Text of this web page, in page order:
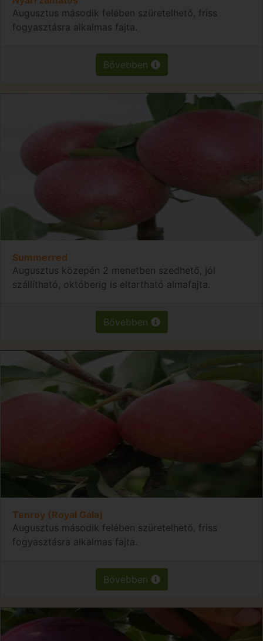
Augusztus második felében szüretelhető, friss
fogyasztásra alkalmas fajta.
Bővebben
Summerred
Augusztus közepén 2 menetben szedhető, jól
szállítható, októberig is eltartható almafajta.
Bővebben
Tenroy (Royal Gala)
Augusztus második felében szüretelhető, friss
fogyasztásra alkalmas fajta.
Bővebben